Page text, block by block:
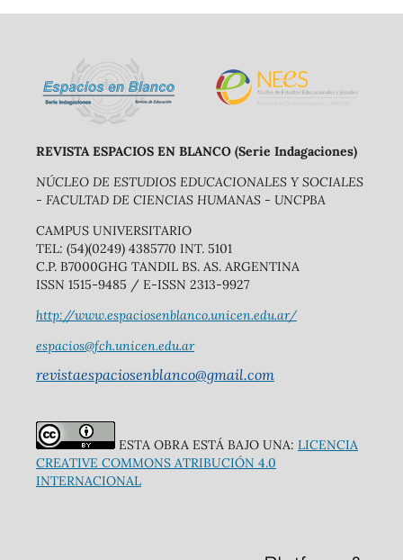
REVISTA ESPACIOS EN BLANCO (Serie Indagaciones)
NÚCLEO DE ESTUDIOS EDUCACIONALES Y SOCIALES
- FACULTAD DE CIENCIAS HUMANAS - UNCPBA
CAMPUS UNIVERSITARIO
TEL: (54)(0249) 4385770 INT. 5101
C.P. B7000GHG TANDIL BS. AS. ARGENTINA
ISSN 1515-9485 / E-ISSN 2313-9927
http://www.espaciosenblanco.unicen.edu.ar/
espacios@fch.unicen.edu.ar
revistaespaciosenblanco@gmail.com
ESTA OBRA ESTÁ BAJO UNA: LICENCIA
CREATIVE COMMONS ATRIBUCIÓN 4.0
INTERNACIONAL